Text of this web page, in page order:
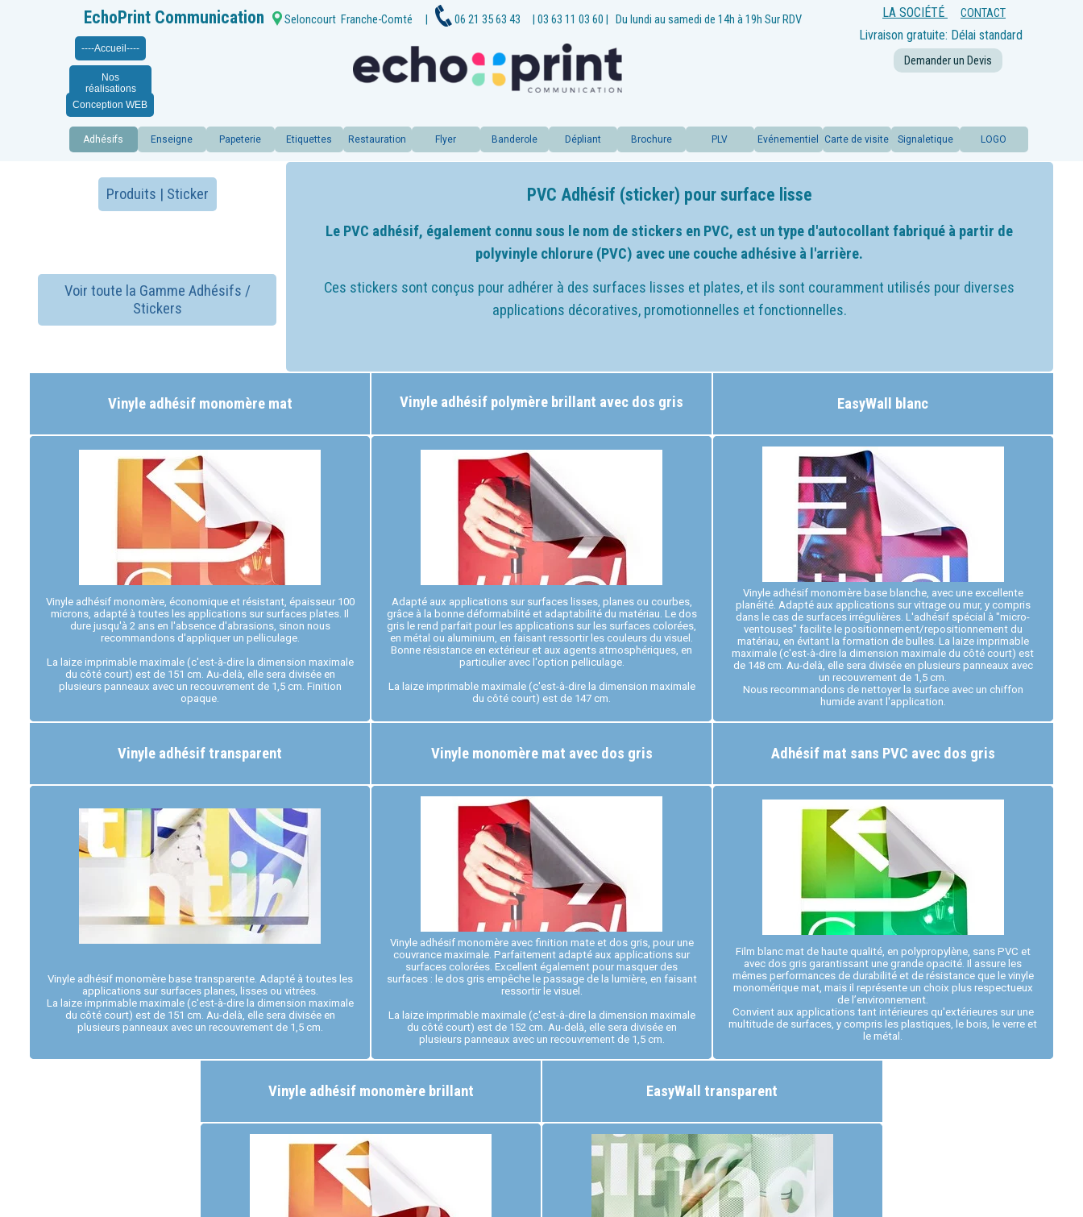
LA SOCIÉTÉ CONTACT
EchoPrint Communication Seloncourt Franche-Comté | 06 21 35 63 43 | 03 63 11 03 60 | Du lundi au samedi de 14h à 19h Sur RDV
Conception WEB
Demander un Devis
Livraison gratuite: Délai standard
offert
Adhésifs Enseigne Papeterie Etiquettes Restauration Flyer Banderole Dépliant Brochure PLV Evénementiel Carte de visite Signaletique LOGO
----Accueil----
Nos
réalisations
Produits | Sticker
Voir toute la Gamme Adhésifs /
Stickers
PVC Adhésif (sticker) pour surface lisse
Le PVC adhésif, également connu sous le nom de stickers en PVC, est un type d'autocollant fabriqué à partir de
polyvinyle chlorure (PVC) avec une couche adhésive à l'arrière.
Ces stickers sont conçus pour adhérer à des surfaces lisses et plates, et ils sont couramment utilisés pour diverses
applications décoratives, promotionnelles et fonctionnelles.
Vinyle adhésif monomère mat
Vinyle adhésif monomère, économique et résistant, épaisseur 100
microns, adapté à toutes les applications sur surfaces plates. Il
dure jusqu'à 2 ans en l'absence d'abrasions, sinon nous
recommandons d'appliquer un pelliculage.
La laize imprimable maximale (c'est-à-dire la dimension maximale
du côté court) est de 151 cm. Au-delà, elle sera divisée en
plusieurs panneaux avec un recouvrement de 1,5 cm. Finition
opaque.
Vinyle adhésif polymère brillant avec dos gris
Adapté aux applications sur surfaces lisses, planes ou courbes,
grâce à la bonne déformabilité et adaptabilité du matériau. Le dos
gris le rend parfait pour les applications sur les surfaces colorées,
en métal ou aluminium, en faisant ressortir les couleurs du visuel.
Bonne résistance en extérieur et aux agents atmosphériques, en
particulier avec l'option pelliculage.
La laize imprimable maximale (c'est-à-dire la dimension maximale
du côté court) est de 147 cm.
EasyWall blanc
Vinyle adhésif monomère base blanche, avec une excellente
planéité. Adapté aux applications sur vitrage ou mur, y compris
dans le cas de surfaces irrégulières. L'adhésif spécial à "micro-
ventouses" facilite le positionnement/repositionnement du
matériau, en évitant la formation de bulles. La laize imprimable
maximale (c'est-à-dire la dimension maximale du côté court) est
de 148 cm. Au-delà, elle sera divisée en plusieurs panneaux avec
un recouvrement de 1,5 cm.
Nous recommandons de nettoyer la surface avec un chiffon
humide avant l'application.
Vinyle adhésif transparent
Vinyle adhésif monomère base transparente. Adapté à toutes les
applications sur surfaces planes, lisses ou vitrées.
La laize imprimable maximale (c'est-à-dire la dimension maximale
du côté court) est de 151 cm. Au-delà, elle sera divisée en
plusieurs panneaux avec un recouvrement de 1,5 cm.
Vinyle monomère mat avec dos gris
Vinyle adhésif monomère avec finition mate et dos gris, pour une
couvrance maximale. Parfaitement adapté aux applications sur
surfaces colorées. Excellent également pour masquer des
surfaces : le dos gris empêche le passage de la lumière, en faisant
ressortir le visuel.
La laize imprimable maximale (c'est-à-dire la dimension maximale
du côté court) est de 152 cm. Au-delà, elle sera divisée en
plusieurs panneaux avec un recouvrement de 1,5 cm.
Adhésif mat sans PVC avec dos gris
Film blanc mat de haute qualité, en polypropylène, sans PVC et
avec dos gris garantissant une grande opacité. Il assure les
mêmes performances de durabilité et de résistance que le vinyle
monomérique mat, mais il représente un choix plus respectueux
de l’environnement.
Convient aux applications tant intérieures qu'extérieures sur une
multitude de surfaces, y compris les plastiques, le bois, le verre et
le métal.
Vinyle adhésif monomère brillant EasyWall transparent